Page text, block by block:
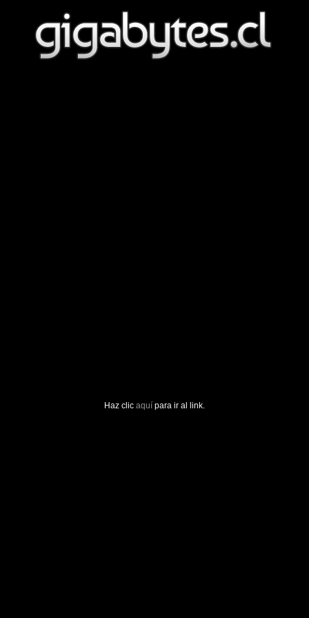
Haz clic aquí para ir al link.